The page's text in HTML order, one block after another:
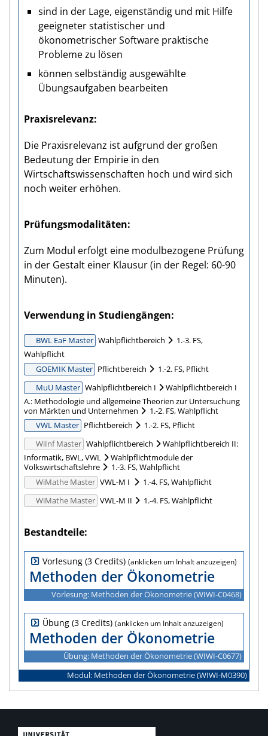
sind in der Lage, eigenständig und mit Hilfe
geeigneter statistischer und
ökonometrischer Software praktische
Probleme zu lösen
können selbständig ausgewählte
Übungsaufgaben bearbeiten
Praxisrelevanz
Die Praxisrelevanz ist aufgrund der großen
Bedeutung der Empirie in den
Wirtschaftswissenschaften hoch und wird sich
noch weiter erhöhen.
Prüfungs­modalitäten
Zum Modul erfolgt eine modulbezogene Prüfung
in der Gestalt einer Klausur (in der Regel: 60-90
Minuten).
Verwendung in Studiengängen
BWL EaF Master Wahlpflichtbereich
1.-3. FS,
Wahlpflicht
GOEMIK Master Pflichtbereich
1.-2. FS, Pflicht
MuU Master Wahlpflichtbereich I
Wahlpflichtbereich I
A.: Methodologie und allgemeine Theorien zur Untersuchung
von Märkten und Unternehmen
1.-2. FS, Wahlpflicht
VWL Master Pflichtbereich
1.-2. FS, Pflicht
WiInf Master Wahlpflichtbereich
Wahlpflichtbereich II:
Informatik, BWL, VWL
Wahlpflichtmodule der
Volkswirtschaftslehre
1.-3. FS, Wahlpflicht
WiMathe Master VWL-M I
1.-4. FS, Wahlpflicht
WiMathe Master VWL-M II 1.-4. FS, Wahlpflicht
Bestandteile
Vorlesung (3 Credits)
Methoden der Ökonometrie
Vorlesung: Methoden der Ökonometrie (WIWI‑C0468)
Übung (3 Credits)
Methoden der Ökonometrie
Übung: Methoden der Ökonometrie (WIWI‑C0677)
Modul: Methoden der Ökonometrie (WIWI‑M0390)